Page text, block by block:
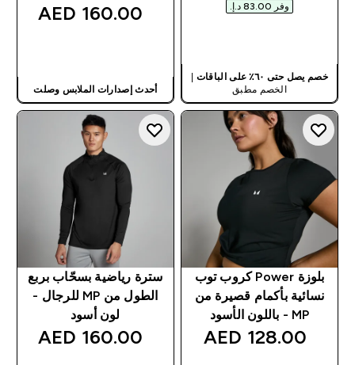
وفر ‏83.00 د.إ.‏‎
خصم يصل حتى ٦٠٪ على الباقات
الخصم مطبق
160.00 AED‎
أحدث إصدارات الملابس وصلت
بلوزة Power كروب توب
نسائية بأكمام قصيرة من
MP - باللون الأسود
128.00 AED‎
سترة رياضية بسحّاب بربع
الطول من MP للرجال -
لون أسود
160.00 AED‎